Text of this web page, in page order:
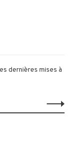
dernières mises à